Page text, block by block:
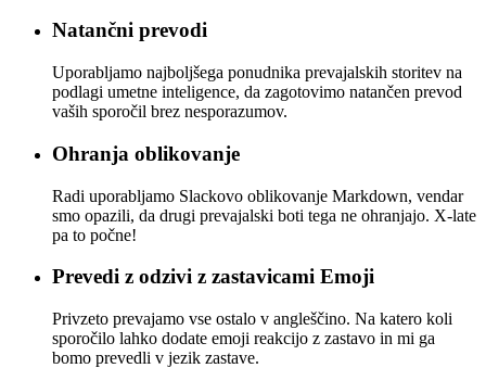
Natančni prevodi
Uporabljamo najboljšega ponudnika prevajalskih storitev na
podlagi umetne inteligence, da zagotovimo natančen prevod
vaših sporočil brez nesporazumov.
Ohranja oblikovanje
Radi uporabljamo Slackovo oblikovanje Markdown, vendar
smo opazili, da drugi prevajalski boti tega ne ohranjajo. X-late
pa to počne!
Prevedi z odzivi z zastavicami Emoji
Privzeto prevajamo vse ostalo v angleščino. Na katero koli
sporočilo lahko dodate emoji reakcijo z zastavo in mi ga
bomo prevedli v jezik zastave.